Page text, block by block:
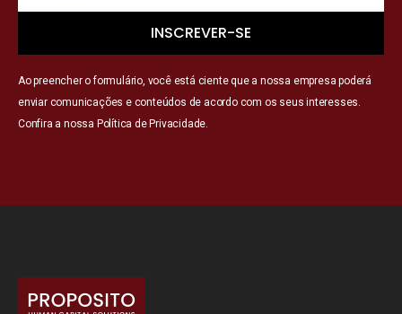
Ao preencher o formulário, você está ciente que a nossa empresa poderá
enviar comunicações e conteúdos de acordo com os seus interesses.
Confira a nossa Política de Privacidade.